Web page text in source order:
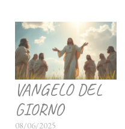
VANGELO DEL
GIORNO
08/06/2025